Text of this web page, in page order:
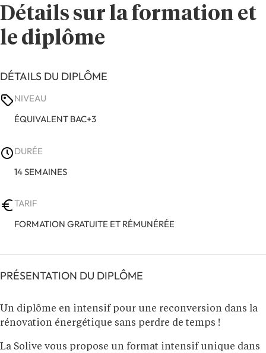
Détails sur la formation et
le diplôme
DÉTAILS DU DIPLÔME
NIVEAU
ÉQUIVALENT BAC+3
DURÉE
14 SEMAINES
TARIF
FORMATION GRATUITE ET RÉMUNÉRÉE
PRÉSENTATION DU DIPLÔME
Un diplôme en intensif pour une reconversion dans la
rénovation énergétique sans perdre de temps !
La Solive vous propose un format intensif unique dans